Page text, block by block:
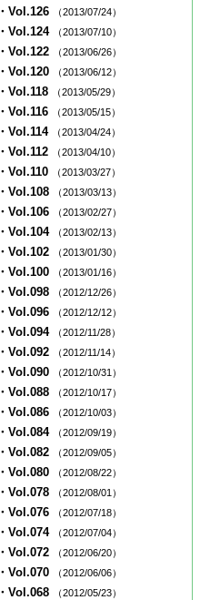
・Vol.126 （2013/07/24）
・Vol.124 （2013/07/10）
・Vol.122 （2013/06/26）
・Vol.120 （2013/06/12）
・Vol.118 （2013/05/29）
・Vol.116 （2013/05/15）
・Vol.114 （2013/04/24）
・Vol.112 （2013/04/10）
・Vol.110 （2013/03/27）
・Vol.108 （2013/03/13）
・Vol.106 （2013/02/27）
・Vol.104 （2013/02/13）
・Vol.102 （2013/01/30）
・Vol.100 （2013/01/16）
・Vol.098 （2012/12/26）
・Vol.096 （2012/12/12）
・Vol.094 （2012/11/28）
・Vol.092 （2012/11/14）
・Vol.090 （2012/10/31）
・Vol.088 （2012/10/17）
・Vol.086 （2012/10/03）
・Vol.084 （2012/09/19）
・Vol.082 （2012/09/05）
・Vol.080 （2012/08/22）
・Vol.078 （2012/08/01）
・Vol.076 （2012/07/18）
・Vol.074 （2012/07/04）
・Vol.072 （2012/06/20）
・Vol.070 （2012/06/06）
・Vol.068 （2012/05/23）